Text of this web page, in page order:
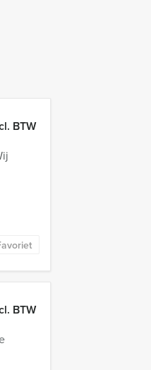
BTW
BTW